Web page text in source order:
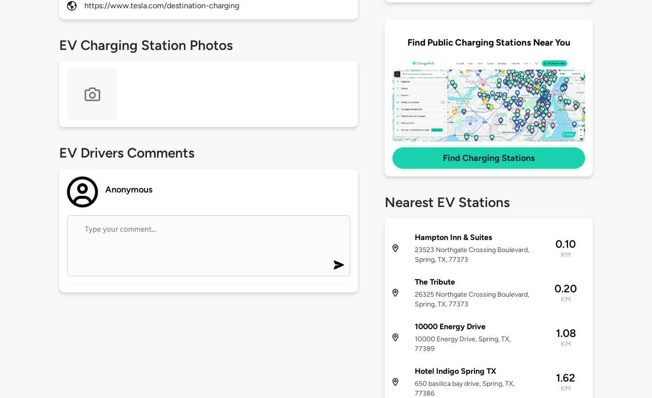
https://www.tesla.com/destination-charging
EV Charging Station Photos
EV Drivers Comments
Anonymous
Find Public Charging Stations Near You
Find Charging Stations
Nearest EV Stations
Hampton Inn & Suites
23523 Northgate Crossing Boulevard,
Spring, TX, 77373
0.10
KM
The Tribute
26325 Northgate Crossing Boulevard,
Spring, TX, 77373
0.20
KM
10000 Energy Drive
10000 Energy Drive, Spring, TX,
77389
1.08
KM
Hotel Indigo Spring TX
650 basilica bay drive, Spring, TX,
77386
1.62
KM